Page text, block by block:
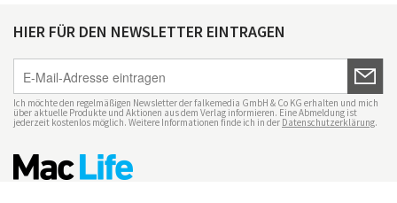
HIER FÜR DEN NEWSLETTER EINTRAGEN
Ich möchte den regelmäßigen Newsletter der falkemedia GmbH & Co KG erhalten und mich
über aktuelle Produkte und Aktionen aus dem Verlag informieren. Eine Abmeldung ist
jederzeit kostenlos möglich. Weitere Informationen finde ich in der Datenschutzerklärung.